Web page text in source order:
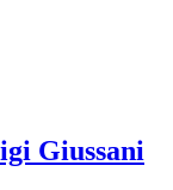
Giussani